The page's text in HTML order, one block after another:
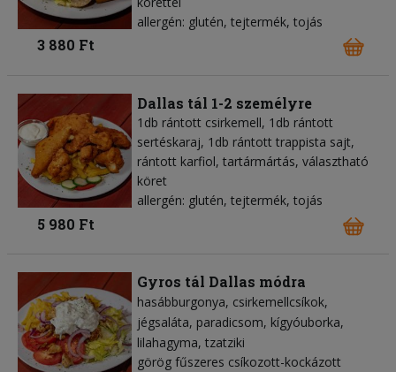
allergén: glutén, tejtermék, tojás
3 880 Ft
Dallas tál 1-2 személyre
1db rántott csirkemell, 1db rántott
sertéskaraj, 1db rántott trappista sajt,
rántott karfiol, tartármártás, választható
köret
allergén: glutén, tejtermék, tojás
5 980 Ft
Gyros tál Dallas módra
hasábburgonya csirkemellcsíkok
jégsaláta paradicsom kígyóuborka
lilahagyma tzatziki
görög fűszeres csíkozott-kockázott